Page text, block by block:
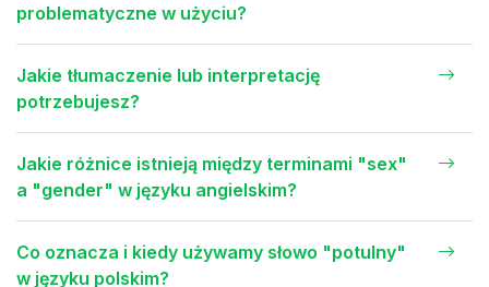
problematyczne w użyciu?
Jakie tłumaczenie lub interpretację
potrzebujesz?
Jakie różnice istnieją między terminami "sex"
a "gender" w języku angielskim?
Co oznacza i kiedy używamy słowo "potulny"
w języku polskim?